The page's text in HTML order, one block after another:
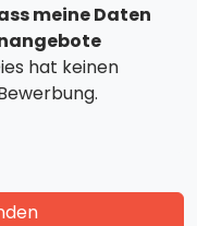
meine Daten
hat keinen